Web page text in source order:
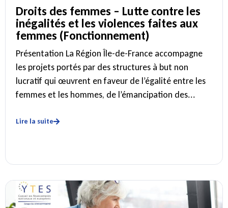
Droits des femmes – Lutte contre les
inégalités et les violences faites aux
femmes (Fonctionnement)
Présentation La Région Île-de-France accompagne
les projets portés par des structures à but non
lucratif qui œuvrent en faveur de l’égalité entre les
femmes et les hommes, de l’émancipation des...
Lire la suite